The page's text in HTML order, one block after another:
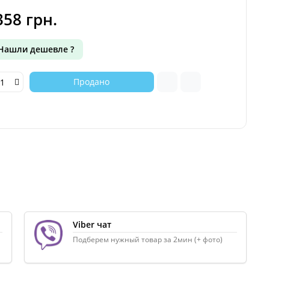
грн.
дешевле ?
Продано
Viber чат
Подберем нужный товар за 2мин (+ фото)